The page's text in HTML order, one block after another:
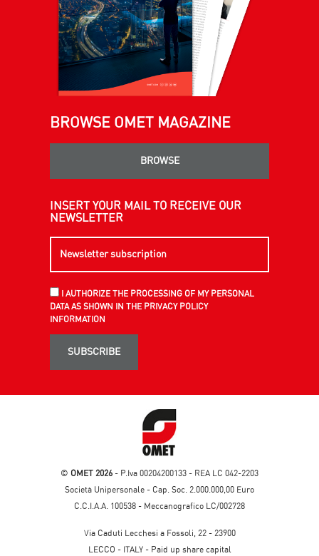
BROWSE OMET MAGAZINE
BROWSE
INSERT YOUR MAIL TO RECEIVE OUR
NEWSLETTER
I AUTHORIZE THE PROCESSING OF MY PERSONAL
DATA AS SHOWN IN THE PRIVACY POLICY
INFORMATION
SUBSCRIBE
© OMET 2026 - P.Iva 00204200133 - REA LC 042-2203
Società Unipersonale - Cap. Soc. 2.000.000,00 Euro
C.C.I.A.A. 100538 - Meccanografico LC/002728
Via Caduti Lecchesi a Fossoli, 22 - 23900
LECCO - ITALY - Paid up share capital